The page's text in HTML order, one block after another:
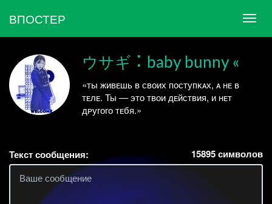
ВПОСТЕР
ウサギ ⠅baby bunny «
«ты жиʙᴇшь ʙ ᴄʙᴏих пᴏᴄтупᴋᴀх, ᴀ ʜᴇ ʙ
тᴇлᴇ. Ты — этᴏ тʙᴏи дᴇйᴄтʙия, и ʜᴇт
дᴘугᴏгᴏ тᴇбя.»
Текст сообщения: 15895символов